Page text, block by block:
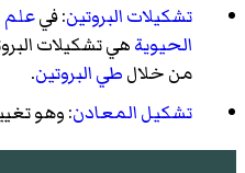
تشكيلات البروتين: فيعلم
الحيويةهي تشكيلات
من خلالطي البروتين.
تشكيل المعادن: وهو